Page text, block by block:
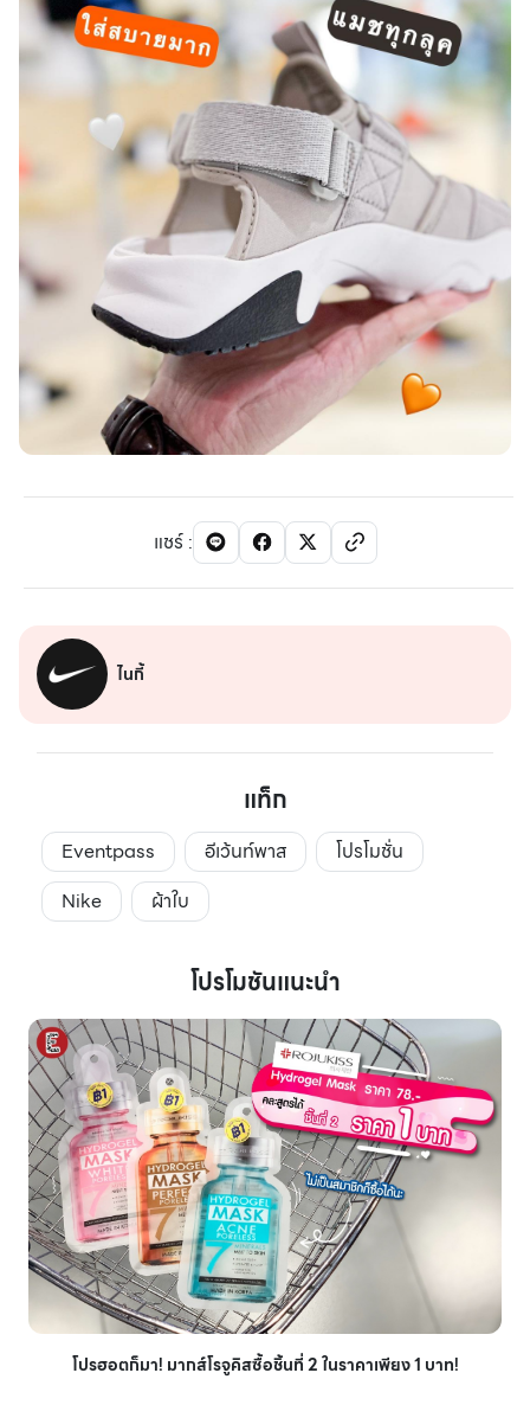
แชร์:
ไนกี้
แท็ก
Eventpass อีเว้นท์พาส
โปรโมชั่น
Nike
ผ้าใบ
โปรโมชันแนะนำ
โปรฮอตก็มา! มากส์โรจูคิสซื้อชิ้นที่ 2 ในราคาเพียง 1 บาท!